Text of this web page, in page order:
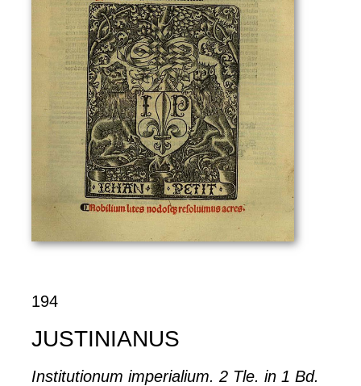
194
JUSTINIANUS
Institutionum imperialium. 2 Tle. in 1 Bd.